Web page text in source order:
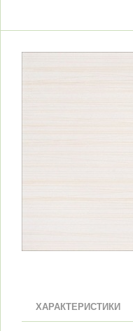
ХАРАКТЕРИСТИКИ